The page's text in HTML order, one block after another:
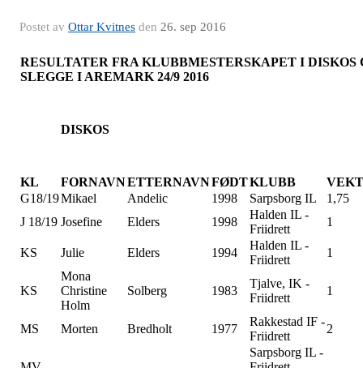
Postet av Ottar Kvitnes den 26. sep 2016
RESULTATER FRA KLUBBMESTERSKAPET I DISKOS
SLEGGE I AREMARK 24/9 2016
DISKOS
KL FORNAVNETTERNAVNFØDTKLUBB
VEKT
G18/19Mikael Andelic 1998 Sarpsborg IL
1,75
J 18/19 Josefine Elders 1998
Halden IL -
Friidrett
1
KS Julie Elders 1994
Halden IL -
Friidrett
1
KS
Mona
Christine
Holm
Solberg 1983
Tjalve, IK -
Friidrett
1
MS Morten Bredholt 1977
Rakkestad IF -
Friidrett
2
Sarpsborg IL -